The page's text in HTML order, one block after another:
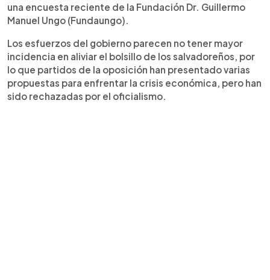
una encuesta reciente de la Fundación Dr. Guillermo
Manuel Ungo (Fundaungo).
Los esfuerzos del gobierno parecen no tener mayor
incidencia en aliviar el bolsillo de los salvadoreños, por
lo que partidos de la oposición han presentado varias
propuestas para enfrentar la crisis económica, pero han
sido rechazadas por el oficialismo.